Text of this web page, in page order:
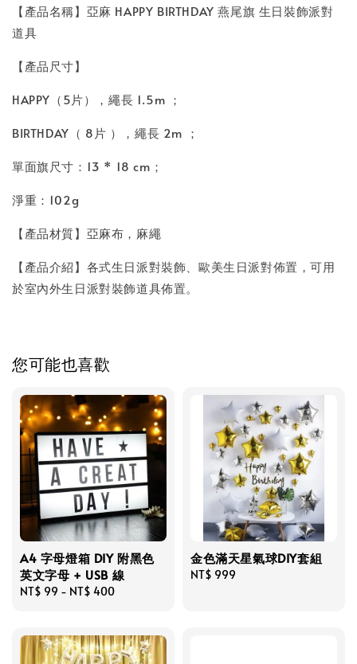
【產品名稱】亞麻 HAPPY BIRTHDAY 燕尾旗 生日裝飾派對
道具
【產品尺寸】
HAPPY（5片），繩長 1.5m ；
BIRTHDAY（ 8片 ），繩長 2m ；
單面旗尺寸：13 * 18 cm；
淨重：102g
【產品材質】亞麻布，麻繩
【產品介紹】各式生日派對裝飾、歐美生日派對佈置，可用
於室內外生日派對裝飾道具佈置。
您可能也喜歡
A4 字母燈箱 DIY 附黑色
英文字母 + USB 線
Regular
NT$ 99 - NT$ 400
金色滿天星氣球DIY套組
Regular
NT$ 999